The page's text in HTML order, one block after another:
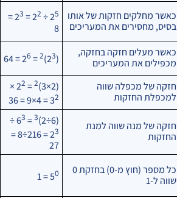
כאשר מחלקים חזקות של אותו
בסיס, מחסירים את המעריכים
25
÷ 2
2
= 2
3
=
8
כאשר מעלים חזקה בחזקה,
מכפילים את המעריכים
(2
3
)
2
= 2
6
= 64
חזקה של מכפלה שווה
למכפלת החזקות
(2×3)
2
= 2
2
×
32
= 4×9 = 36
חזקה של מנה שווה למנת
החזקות
(6÷2)
3
= 6
3
÷
23
= 216÷8 =
27
כל מספר (חוץ מ-0) בחזקת 0
שווה ל-1
50
= 1